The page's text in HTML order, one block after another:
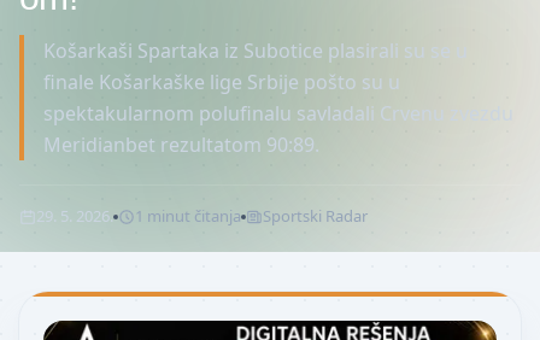
Košarkaši Spartaka iz Subotice plasirali su se u
finale Košarkaške lige Srbije pošto su u
spektakularnom polufinalu savladali Crvenu zvezdu
Meridianbet rezultatom 90:89.
29. 5. 2026. 1 minut čitanja Sportski Radar